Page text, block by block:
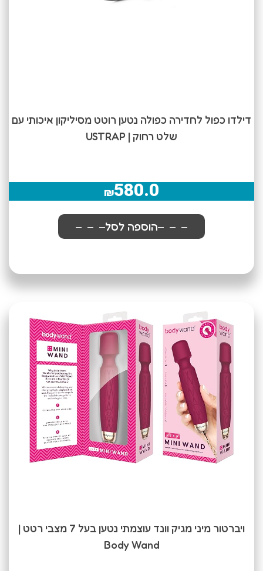
דילדו כפול לחדירה כפולה נטען רוטט מסיליקון איכותי עם
שלט רחוק | USTRAP
₪580.0
הוספה לסל
ויברטור מיני מגיק וונד עוצמתי נטען בעל 7 מצבי רטט |
Body Wand